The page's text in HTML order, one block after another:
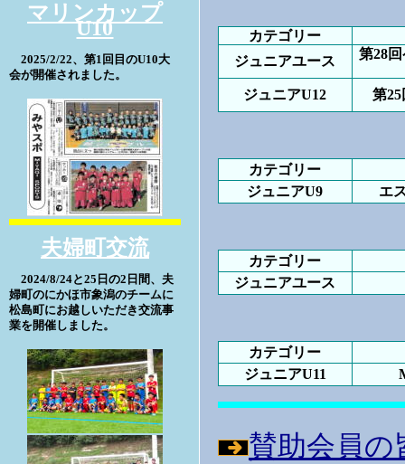
マリンカップ
U10
2025/2/22、第1回目のU10大
会が開催されました。
夫婦町交流
2024/8/24と25日の2日間、夫
婦町のにかほ市象潟のチームに
松島町にお越しいただき交流事
業を開催しました。
カテゴリー
ジュニアユース
第28
ジュニアU12 第
カテゴリー
ジュニアU9
エ
カテゴリー
ジュニアユース
カテゴリー
ジュニアU11
賛助会員の